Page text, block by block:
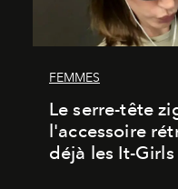
FEMMES
Le serre-tête
l'accessoire
déjà les It-Girls